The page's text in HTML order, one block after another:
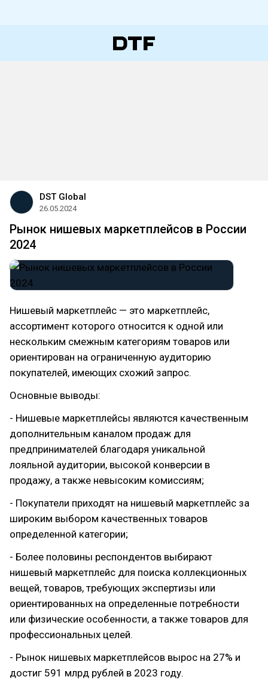
DST Global
26.05.2024
Рынок нишевых маркетплейсов в России
2024
Нишевый маркетплейс — это маркетплейс,
ассортимент которого относится к одной или
нескольким смежным категориям товаров или
ориентирован на ограниченную аудиторию
покупателей, имеющих схожий запрос.
Основные выводы:
- Нишевые маркетплейсы являются качественным
дополнительным каналом продаж для
предпринимателей благодаря уникальной
лояльной аудитории, высокой конверсии в
продажу, а также невысоким комиссиям;
- Покупатели приходят на нишевый маркетплейс за
широким выбором качественных товаров
определенной категории;
- Более половины респондентов выбирают
нишевый маркетплейс для поиска коллекционных
вещей, товаров, требующих экспертизы или
ориентированных на определенные потребности
или физические особенности, а также товаров для
профессиональных целей.
- Рынок нишевых маркетплейсов вырос на 27% и
достиг 591 млрд рублей в 2023 году.